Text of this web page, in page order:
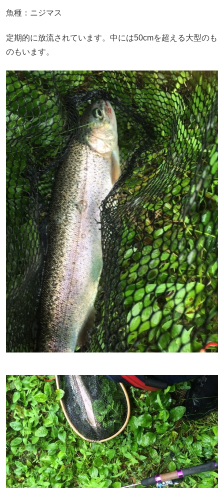
魚種：ニジマス
定期的に放流されています。中には50cmを超える大型のも
のもいます。